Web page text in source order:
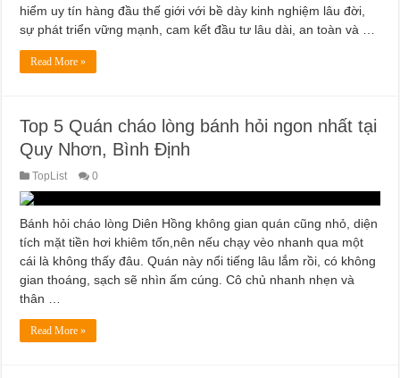
hiểm uy tín hàng đầu thế giới với bề dày kinh nghiệm lâu đời,
sự phát triển vững mạnh, cam kết đầu tư lâu dài, an toàn và …
Read More »
Top 5 Quán cháo lòng bánh hỏi ngon nhất tại
Quy Nhơn, Bình Định
TopList 0
Bánh hỏi cháo lòng Diên Hồng không gian quán cũng nhỏ, diện
tích mặt tiền hơi khiêm tốn,nên nếu chạy vèo nhanh qua một
cái là không thấy đâu. Quán này nổi tiếng lâu lắm rồi, có không
gian thoáng, sạch sẽ nhìn ấm cúng. Cô chủ nhanh nhẹn và
thân …
Read More »